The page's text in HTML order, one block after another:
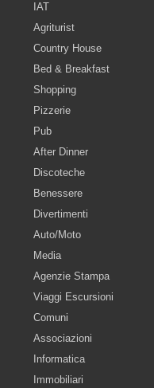
IAT
Agriturist
Country House
Bed & Breakfast
Shopping
Pizzerie
Pub
After Dinner
Discoteche
Benessere
Divertimenti
Auto/Moto
Media
Agenzie Stampa
Viaggi Escursioni
Comuni
Associazioni
Informatica
Immobiliari